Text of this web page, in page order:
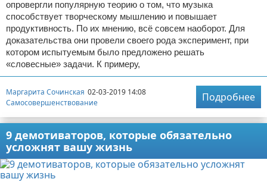
опровергли популярную теорию о том, что музыка
способствует творческому мышлению и повышает
продуктивность. По их мнению, всё совсем наоборот. Для
доказательства они провели своего рода эксперимент, при
котором испытуемым было предложено решать
«словесные» задачи. К примеру,
Маргарита Сочинская 02-03-2019 14:08
Самосовершенствование
Подробнее
9 демотиваторов, которые обязательно
усложнят вашу жизнь